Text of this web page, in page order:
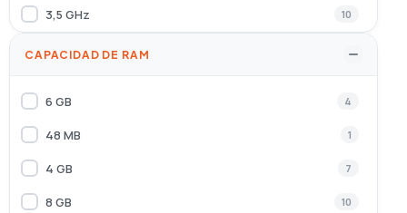
Sony
SPC 1
3,5 GHz 10
CAPACIDAD DE RAM
6 GB 4
48 MB 1
4 GB 7
8 GB 10